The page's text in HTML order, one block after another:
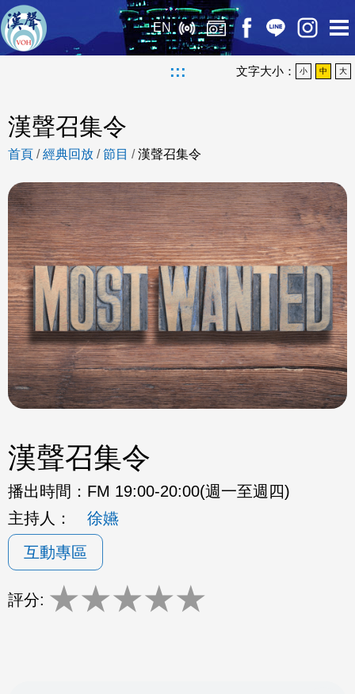
EN
::: 文字大小： 小 中 大
漢聲召集令
首頁 /經典回放 /節目 /漢聲召集令
漢聲召集令
播出時間： FM 19:00-20:00(週一至週四)
主持人：
徐嬿
互動專區
評分: ★★★★★